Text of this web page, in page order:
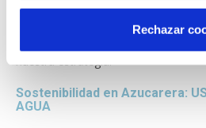
Rechazar
y el consumo responsable del agua
con la productividad de nuestros
nuestra estrategia.
Sostenibilidad en Azucarera:
AGUA